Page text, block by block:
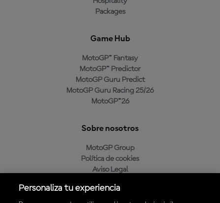
Packages
Game Hub
MotoGP™ Fantasy
MotoGP™ Predictor
MotoGP Guru Predict
MotoGP Guru Racing 25/26
MotoGP™26
Sobre nosotros
MotoGP Group
Política de cookies
Aviso Legal
Política de compra
Personaliza tu experiencia